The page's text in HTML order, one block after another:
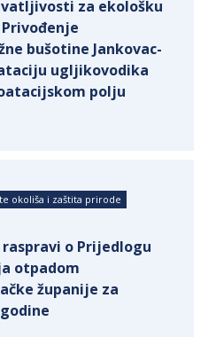
za ekološku
bušotine Jankovac-
ugljikovodika
polju
okoliša i zaštita prirode
o Prijedlogu
otpadom
županije za